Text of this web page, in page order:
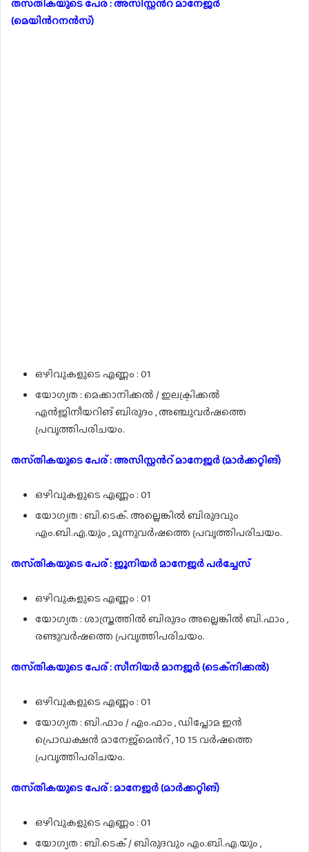
തസ്‌തികയുടെ പേര് : അസിസ്റ്റൻറ് മാനേജർ
(മെയിൻറനൻസ്)
ഒഴിവുകളുടെ എണ്ണം : 01
യോഗ്യത : മെക്കാനിക്കൽ / ഇലക്ട്രിക്കൽ
എൻജിനീയറിങ് ബിരുദം , അഞ്ചുവർഷത്തെ
പ്രവൃത്തിപരിചയം.
തസ്‌തികയുടെ പേര് : അസിസ്റ്റൻറ് മാനേജർ (മാർക്കറ്റിങ്)
ഒഴിവുകളുടെ എണ്ണം : 01
യോഗ്യത : ബി.ടെക്. അല്ലെങ്കിൽ ബിരുദവും
എം.ബി.എ.യും , മൂന്നുവർഷത്തെ പ്രവൃത്തിപരിചയം.
തസ്‌തികയുടെ പേര് : ജൂനിയർ മാനേജർ പർച്ചേസ്
ഒഴിവുകളുടെ എണ്ണം : 01
യോഗ്യത : ശാസ്ത്രത്തിൽ ബിരുദം അല്ലെങ്കിൽ ബി.ഫാം ,
രണ്ടുവർഷത്തെ പ്രവൃത്തിപരിചയം.
തസ്‌തികയുടെ പേര് : സീനിയർ മാനജർ (ടെക്നിക്കൽ)
ഒഴിവുകളുടെ എണ്ണം : 01
യോഗ്യത : ബി.ഫാം / എം.ഫാം , ഡിപ്ലോമ ഇൻ
പ്രൊഡക്ഷൻ മാനേജ്മെൻറ് , 10 15 വർഷത്തെ
പ്രവൃത്തിപരിചയം.
തസ്‌തികയുടെ പേര് : മാനേജർ (മാർക്കറ്റിങ്)
ഒഴിവുകളുടെ എണ്ണം : 01
യോഗ്യത : ബി.ടെക് / ബിരുദവും എം.ബി.എ.യും ,